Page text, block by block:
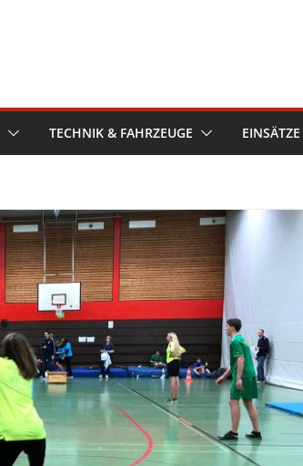
TECHNIK & FAHRZEUGE EINSÄTZE